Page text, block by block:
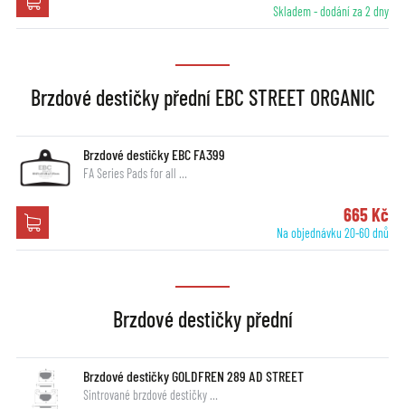
Skladem - dodání za 2 dny
Brzdové destičky přední EBC STREET ORGANIC
Brzdové destičky EBC FA399
FA Series Pads for all …
665 Kč
Na objednávku 20-60 dnů
Brzdové destičky přední
Brzdové destičky GOLDFREN 289 AD STREET
Sintrované brzdové destičky …